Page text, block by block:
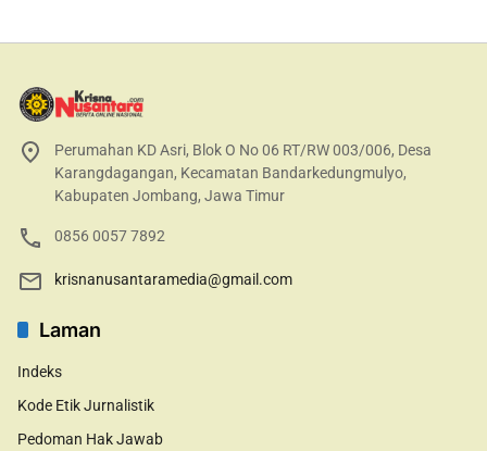
Perumahan KD Asri, Blok O No 06 RT/RW 003/006, Desa
Karangdagangan, Kecamatan Bandarkedungmulyo,
Kabupaten Jombang, Jawa Timur
0856 0057 7892
krisnanusantaramedia@gmail.com
Laman
Indeks
Kode Etik Jurnalistik
Pedoman Hak Jawab